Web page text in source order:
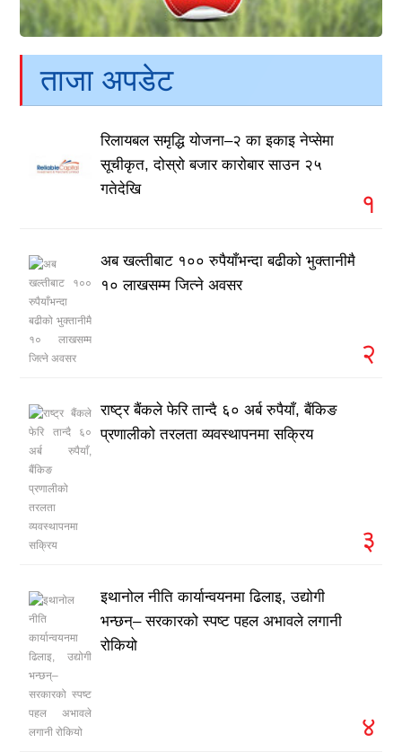
ताजा अपडेट
रिलायबल समृद्धि योजना–२ का इकाइ नेप्सेमा
सूचीकृत, दोस्रो बजार कारोबार साउन २५
गतेदेखि
१
अब खल्तीबाट १०० रुपैयाँभन्दा बढीको भुक्तानीमै
१० लाखसम्म जित्ने अवसर
२
राष्ट्र बैंकले फेरि तान्दै ६० अर्ब रुपैयाँ, बैंकिङ
प्रणालीको तरलता व्यवस्थापनमा सक्रिय
३
इथानोल नीति कार्यान्वयनमा ढिलाइ, उद्योगी
भन्छन्– सरकारको स्पष्ट पहल अभावले लगानी
रोकियो
४